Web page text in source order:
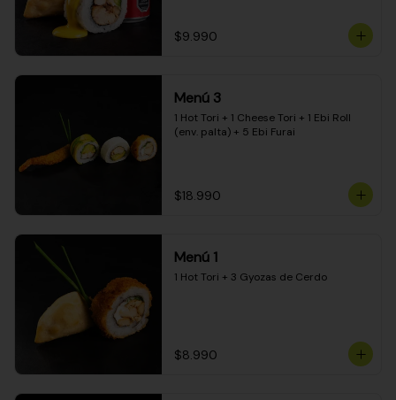
$9.990
Menú 3
1 Hot Tori + 1 Cheese Tori + 1 Ebi Roll
(env. palta) + 5 Ebi Furai
$18.990
Menú 1
1 Hot Tori + 3 Gyozas de Cerdo
$8.990